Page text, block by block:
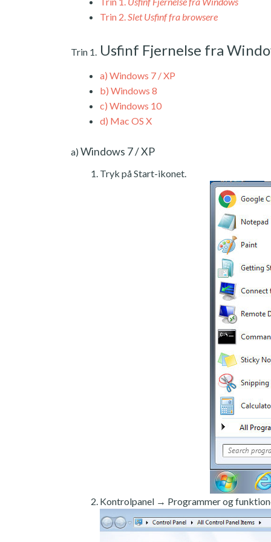
Trin 2.Slet Usfinf fra browsere
Trin 1. Usfinf Fjernelse fra
a) Windows 7 / XP
b) Windows 8
c) Windows 10
d) Mac OS X
a) Windows 7 / XP
Tryk på Start-ikonet.
Kontrolpanel → Programmer og